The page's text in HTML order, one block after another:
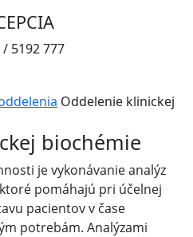
/ 5192 777
Oddelenie klinickej
biochémie
je vykonávanie analýz
pomáhajú pri účelnej
pacientov v čase
potrebám. Analýzami